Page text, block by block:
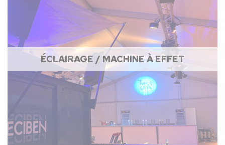
ÉCLAIRAGE / MACHINE À EFFET